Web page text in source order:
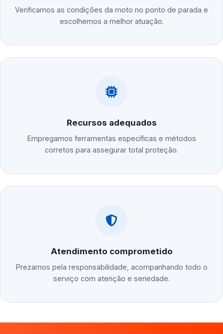
Verificamos as condições da moto no ponto de parada e
escolhemos a melhor atuação.
Recursos adequados
Empregamos ferramentas específicas e métodos
corretos para assegurar total proteção.
Atendimento comprometido
Prezamos pela responsabilidade, acompanhando todo o
serviço com atenção e seriedade.